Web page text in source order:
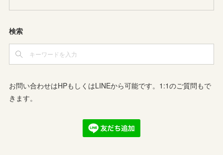
検索
お問い合わせはHPもしくはLINEから可能です。1:1のご質問もで
きます。